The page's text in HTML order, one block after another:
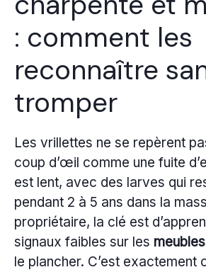
: comment les
reconnaître
tromper
Les vrillettes ne se repèrent
coup d’œil comme une fuite
est lent, avec des larves qui
pendant 2 à 5 ans dans la
propriétaire, la clé est
signaux faibles sur les meubles
le plancher. C’est exactement